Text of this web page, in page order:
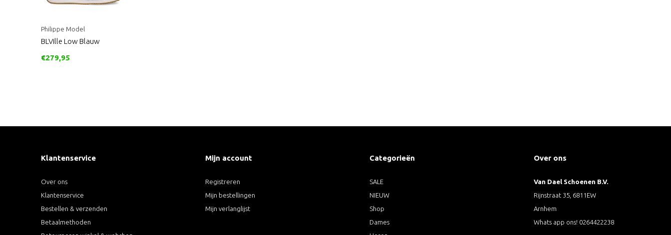
Philippe Model
BLVille Low Blauw
€279,95
Klantenservice
Over ons
Klantenservice
Bestellen & verzenden
Betaalmethoden
Mijn account
Registreren
Mijn bestellingen
Mijn verlanglijst
Categorieën
SALE
NIEUW
Shop
Dames
Over ons
Van Dael Schoenen B.V.
Rijnstraat 35, 6811EW
Arnhem
Whats app ons! 0264422238